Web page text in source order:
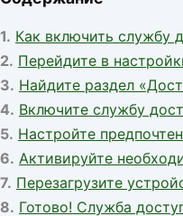
Как включить службу
Перейдите в
Найдите раздел
Включите службу
Настройте
Активируйте
Перезагрузите
Готово! Служба